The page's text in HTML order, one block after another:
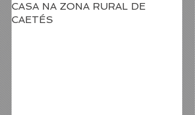
CASA NA ZONA RURAL DE
CAETÉS